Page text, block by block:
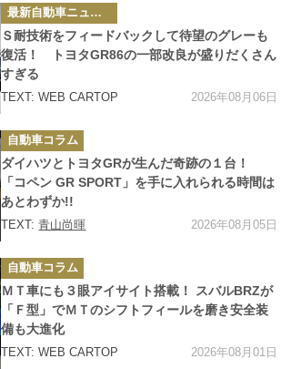
カ
テ
ゴ
リ
ー
最新自動車ニュース
Ｓ耐技術をフィードバックして待望のグレーも
復活！ トヨタGR86の一部改良が盛りだくさん
すぎる
TEXT: WEB CARTOP 2026年08月06日
カ
テ
ゴ
リ
ー
自動車コラム
ダイハツとトヨタGRが生んだ奇跡の１台！
「コペン GR SPORT」を手に入れられる時間は
あとわずか!!
TEXT:青山尚暉 2026年08月05日
カ
テ
ゴ
リ
ー
自動車コラム
ＭＴ車にも３眼アイサイト搭載！ スバルBRZが
「Ｆ型」でＭＴのシフトフィールを磨き安全装
備も大進化
TEXT: WEB CARTOP 2026年08月01日